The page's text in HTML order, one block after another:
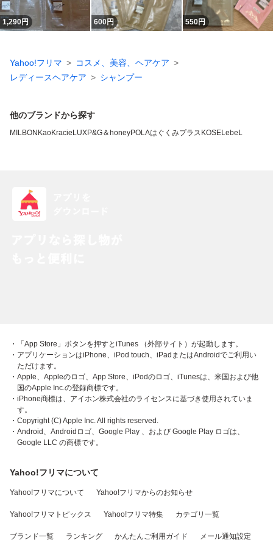
1,290円 600円 550円
Yahoo!フリマ
コスメ、美容、ヘアケア
レディースヘアケア
シャンプー
他のブランドから探す
MILBON KaoKracie LUXP&G＆honeyPOLAはぐくみプラス KOSELebeL
・「App Store」ボタンを押すとiTunes （外部サイト）が起動します。
・アプリケーションはiPhone、iPod touch、iPadまたはAndroidでご利用い
ただけます。
・Apple、Appleのロゴ、App Store、iPodのロゴ、iTunesは、米国および他
国のApple Inc.の登録商標です。
・iPhone商標は、アイホン株式会社のライセンスに基づき使用されていま
す。
・Copyright (C) Apple Inc. All rights reserved.
・Android、Androidロゴ、Google Play 、および Google Play ロゴは、
Google LLC の商標です。
Yahoo!フリマについて
Yahoo!フリマについて Yahoo!フリマからのお知らせ
Yahoo!フリマトピックス Yahoo!フリマ特集 カテゴリ一覧
ブランド一覧 ランキング かんたんご利用ガイド メール通知設定